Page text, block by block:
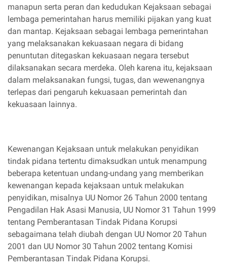
manapun serta peran dan kedudukan Kejaksaan sebagai
lembaga pemerintahan harus memiliki pijakan yang kuat
dan mantap. Kejaksaan sebagai lembaga pemerintahan
yang melaksanakan kekuasaan negara di bidang
penuntutan ditegaskan kekuasaan negara tersebut
dilaksanakan secara merdeka. Oleh karena itu, kejaksaan
dalam melaksanakan fungsi, tugas, dan wewenangnya
terlepas dari pengaruh kekuasaan pemerintah dan
kekuasaan lainnya.
Kewenangan Kejaksaan untuk melakukan penyidikan
tindak pidana tertentu dimaksudkan untuk menampung
beberapa ketentuan undang-undang yang memberikan
kewenangan kepada kejaksaan untuk melakukan
penyidikan, misalnya UU Nomor 26 Tahun 2000 tentang
Pengadilan Hak Asasi Manusia, UU Nomor 31 Tahun 1999
tentang Pemberantasan Tindak Pidana Korupsi
sebagaimana telah diubah dengan UU Nomor 20 Tahun
2001 dan UU Nomor 30 Tahun 2002 tentang Komisi
Pemberantasan Tindak Pidana Korupsi.